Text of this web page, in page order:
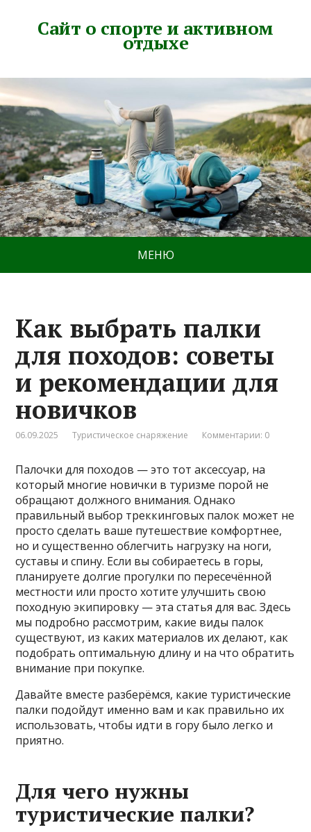
Сайт о спорте и активном
отдыхе
МЕНЮ
Как выбрать палки
для походов: советы
и рекомендации для
новичков
06.09.2025 Туристическое снаряжение Комментарии: 0
Палочки для походов — это тот аксессуар, на
который многие новички в туризме порой не
обращают должного внимания. Однако
правильный выбор треккинговых палок может не
просто сделать ваше путешествие комфортнее,
но и существенно облегчить нагрузку на ноги,
суставы и спину. Если вы собираетесь в горы,
планируете долгие прогулки по пересечённой
местности или просто хотите улучшить свою
походную экипировку — эта статья для вас. Здесь
мы подробно рассмотрим, какие виды палок
существуют, из каких материалов их делают, как
подобрать оптимальную длину и на что обратить
внимание при покупке.
Давайте вместе разберёмся, какие туристические
палки подойдут именно вам и как правильно их
использовать, чтобы идти в гору было легко и
приятно.
Для чего нужны
туристические палки?